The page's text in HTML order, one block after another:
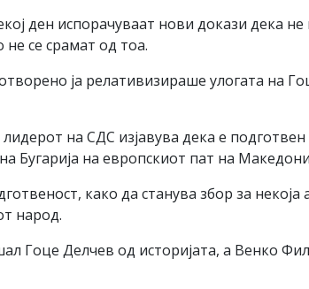
ден испорачуваат нови докази дека
се срамат од тоа.
ја релативизираше улогата на
на СДС изјавува дека е
Бугарија на европскиот пат на
како да станува збор за
народ.
Гоце Делчев од историјата, а Венко